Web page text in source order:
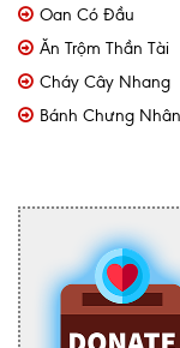
Oan Có Đầu
Ăn Trộm Thần Tài
Cháy Cây Nhang
Bánh Chưng